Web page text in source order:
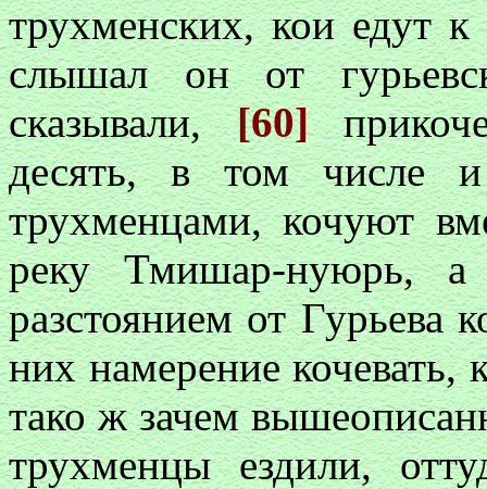
трухменских, кои едут
слышал он от
сказывали,[60]
десять, в том числе
трухменцами, кочуют
реку Тмишар-нуюрь, а
разстоянием от Гурьева
них намерение
тако ж зачем
трухменцы ездили,